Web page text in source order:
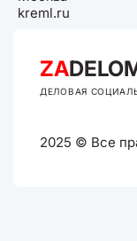
kreml.ru
ZA
ДЕЛОВАЯ
2025 © Все